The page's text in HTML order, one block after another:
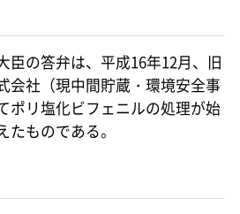
の答弁は、平成16年12月、旧
会社（現中間貯蔵・環境安全事
ポリ塩化ビフェニルの処理が始
たものである。